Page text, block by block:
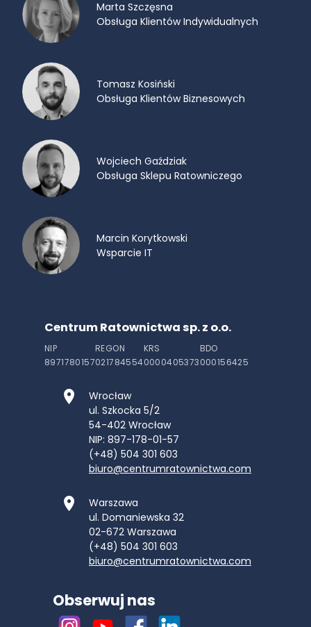
Marta Szczęsna
Obsługa Klientów Indywidualnych
Tomasz Kosiński
Obsługa Klientów Biznesowych
Wojciech Gaździak
Obsługa Sklepu Ratowniczego
Marcin Korytkowski
Wsparcie IT
Centrum Ratownictwa sp. z o.o.
NIP
8971780157
REGON
021784554
KRS
0000405373
BDO
000156425
Wrocław
ul. Szkocka 5/2
54-402 Wrocław
NIP: 897-178-01-57
(+48) 504 301 603
biuro@centrumratownictwa.com
Warszawa
ul. Domaniewska 32
02-672 Warszawa
(+48) 504 301 603
biuro@centrumratownictwa.com
Obserwuj nas